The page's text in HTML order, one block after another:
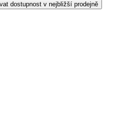
dostupnost v nejbližší prodejně